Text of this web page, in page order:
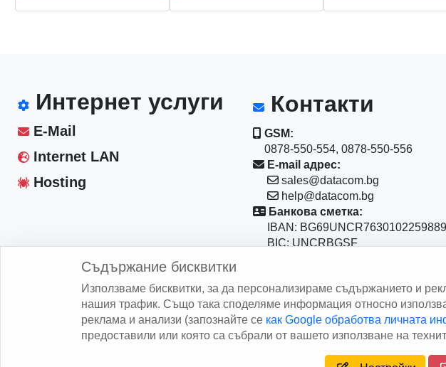
Интернет услуги
E-Mail
Internet LAN
Hosting
Контакти
GSM:
0878-550-554, 0878-550-556
E-mail адрес:
sales@datacom.bg
help@datacom.bg
Банкова сметка:
IBAN:
BIC: UNCRBGSF
бул."Васил Левски" 111
Съдържание бисквитки
Използваме бисквитки, за да персонализираме съдържанието и
нашия трафик. Също така споделяме информация относно
реклама и анализи (запознайте се как Google обработва личната
предоставили или която са събрали от вашето използване на
Copyright © 2013 - 2026